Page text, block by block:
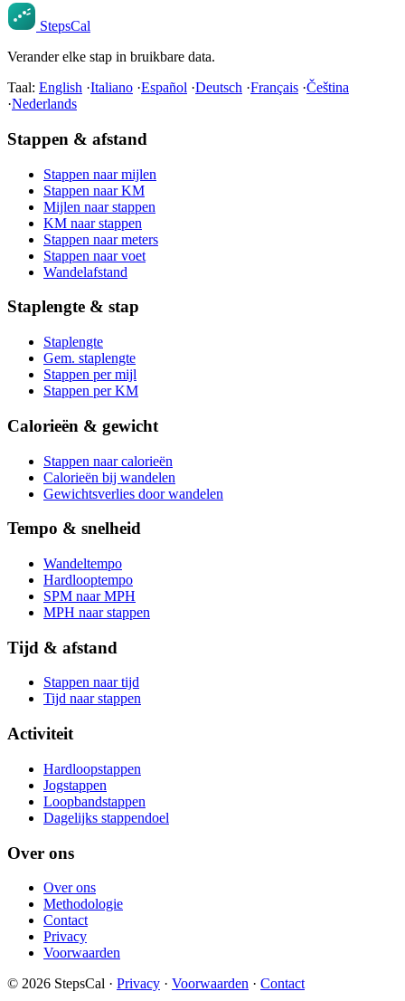
StepsCal
Verander elke stap in bruikbare data.
Taal: English ·Italiano ·Español ·Deutsch ·Français ·Čeština
·Nederlands
Stappen & afstand
Stappen naar mijlen
Stappen naar KM
Mijlen naar stappen
KM naar stappen
Stappen naar meters
Stappen naar voet
Wandelafstand
Staplengte & stap
Staplengte
Gem. staplengte
Stappen per mijl
Stappen per KM
Calorieën & gewicht
Stappen naar calorieën
Calorieën bij wandelen
Gewichtsverlies door wandelen
Tempo & snelheid
Wandeltempo
Hardlooptempo
SPM naar MPH
MPH naar stappen
Tijd & afstand
Stappen naar tijd
Tijd naar stappen
Activiteit
Hardloopstappen
Jogstappen
Loopbandstappen
Dagelijks stappendoel
Over ons
Over ons
Methodologie
Contact
Privacy
Voorwaarden
© 2026 StepsCal · Privacy · Voorwaarden · Contact